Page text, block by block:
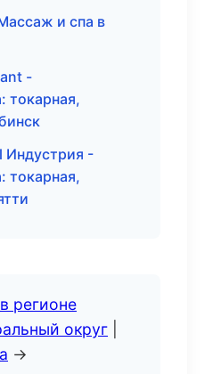
и спа в
-
токарная,
Индустрия -
токарная,
регионе
округ
→